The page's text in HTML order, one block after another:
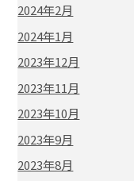
2024年2月
2024年1月
2023年12月
2023年11月
2023年10月
2023年9月
2023年8月